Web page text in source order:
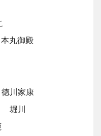
丸御殿
川家康
堀川